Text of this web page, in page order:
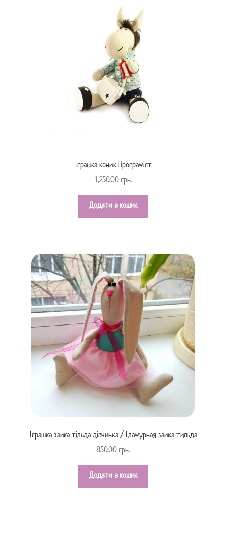
Іграшка коник Програміст
1,250.00 грн.
Додати в кошик
Іграшка зайка тільда дівчинка / Гламурная зайка тильда
850.00 грн.
Додати в кошик